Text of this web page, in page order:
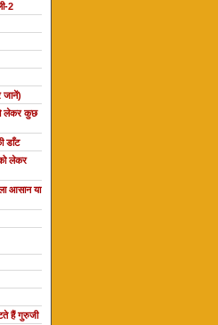
2
जानें)
लेकर कुछ
डाँट
लेकर
आसान या
हैं गुरुजी